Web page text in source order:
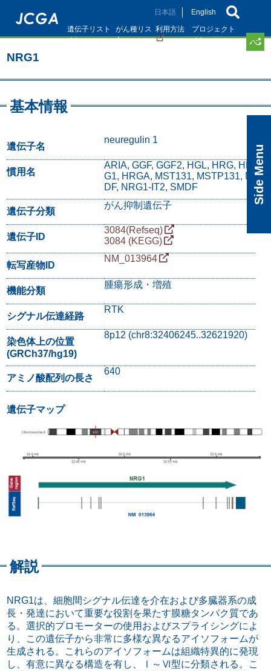
ン
ン
に
日本語
English
遺伝子リスト
がん種リス
ト
利用方法 プロジェクト
Side Menu
NRG1
基本情報
遺伝子名
neuregulin 1
慣用名
ARIA, GGF, GGF2, HGL, HRG, HR
G1, HRGA, MST131, MSTP131, N
DF, NRG1-IT2, SMDF
遺伝子分類
がん抑制遺伝子
遺伝子ID
3084(Refseq)
3084 (KEGG)
転写産物ID
NM_013964
機能分類
腫瘍形成・増殖
シグナル伝達経路
RTK
染色体上の位置
(GRCh37/hg19)
8p12 (chr8:32406245..32621920)
アミノ酸配列の長さ
640
遺伝子マップ
解説
NRG1は、細胞間シグナル伝達を介在および多臓器系の成
長・発達において重要な役割を果たす膜糖タンパク質であ
る。選択的プロモーターの使用およびスプライシングによ
り、この遺伝子から非常に多様な異なるアイソフォームが
生成される。これらのアイソフォームは組織特異的に発現
し、有意に異なる構造を有し、Ⅰ～Ⅵ型に分類される。こ